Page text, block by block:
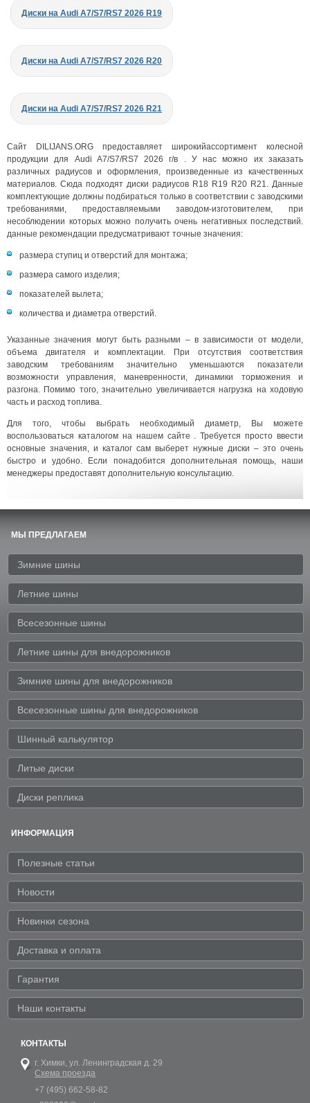
Диски на Audi A7/S7/RS7 2026 R19
Диски на Audi A7/S7/RS7 2026 R20
Диски на Audi A7/S7/RS7 2026 R21
Сайт DILIJANS.ORG предоставляет широкийассортимент колесной
продукции для Audi A7/S7/RS7 2026 г/в . У нас можно их заказать
различных радиусов и оформления, произведенные из качественных
материалов. Сюда подходят диски радиусов R18 R19 R20 R21. Данные
комплектующие должны подбираться только в соответствии с заводскими
требованиями, предоставляемыми заводом-изготовителем, при
несоблюдении которых можно получить очень негативных последствий.
данные рекомендации предусматривают точные значения:
размера ступиц и отверстий для монтажа;
размера самого изделия;
показателей вылета;
количества и диаметра отверстий.
Указанные значения могут быть разными – в зависимости от модели,
объема двигателя и комплектации. При отсутствия соответствия
заводским требованиям значительно уменьшаются показатели
возможности управления, маневренности, динамики торможения и
разгона. Помимо того, значительно увеличивается нагрузка на ходовую
часть и расход топлива.
Для того, чтобы выбрать необходимый диаметр, Вы можете
воспользоваться каталогом на нашем сайте . Требуется просто ввести
основные значения, и каталог сам выберет нужные диски – это очень
быстро и удобно. Если понадобится дополнительная помощь, наши
менеджеры предоставят дополнительную консультацию.
МЫ ПРЕДЛАГАЕМ
Зимние шины
Летние шины
Всесезонные шины
Летние шины для внедорожников
Зимние шины для внедорожников
Всесезонные шины для внедорожников
Шинный калькулятор
Литые диски
Диски реплика
ИНФОРМАЦИЯ
Полезные статьи
Новости
Новинки сезона
Доставка и оплата
Гарантия
Наши контакты
КОНТАКТЫ
г. Химки, ул. Ленинградская д. 29
Схема проезда
+7 (495) 662-58-82